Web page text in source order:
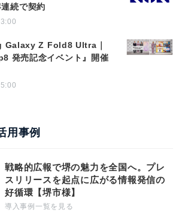
続で契約
Galaxy Z Fold8 Ultra｜
発売記念イベント』開催
用事例
戦略的広報で堺の魅力を全国へ。プレ
スリリースを起点に広がる情報発信の
好循環【堺市様】
導入事例一覧を見る